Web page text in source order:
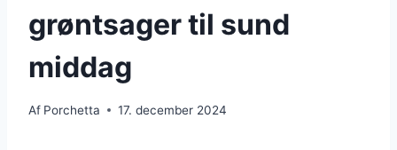
grøntsager til sund
middag
Af Porchetta 17. december 2024